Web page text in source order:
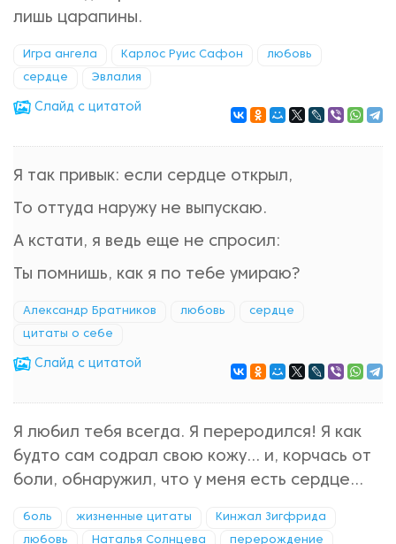
лишь царапины.
Игра ангела Карлос Руис Сафон любовь
сердце Эвлалия
Cлайд с цитатой
Я так привык: если сердце открыл,
То оттуда наружу не выпускаю.
А кстати, я ведь еще не спросил:
Ты помнишь, как я по тебе умираю?
Александр Братников любовь сердце
цитаты о себе
Cлайд с цитатой
Я любил тебя всегда. Я переродился! Я как
будто сам содрал свою кожу… и, корчась от
боли, обнаружил, что у меня есть сердце…
боль жизненные цитаты Кинжал Зигфрида
любовь Наталья Солнцева перерождение